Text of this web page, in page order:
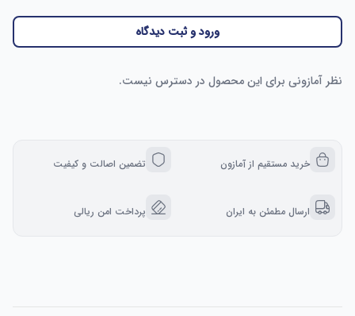
ورود و ثبت دیدگاه
نظر آمازونی برای این محصول در دسترس نیست.
خرید مستقیم از آمازون تضمین اصالت و کیفیت
ارسال مطمئن به ایران پرداخت امن ریالی